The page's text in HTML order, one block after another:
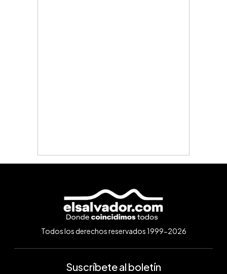
Todos los derechos reservados 1999-2026
Suscríbete al boletín